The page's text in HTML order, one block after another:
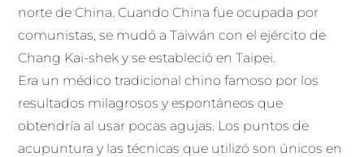
norte de China. Cuando China fue ocupada por
comunistas, se mudó a Taiwán con el ejército de
Chang Kai-shek y se estableció en Taipei.
Era un médico tradicional chino famoso por los
resultados milagrosos y espontáneos que
obtendría al usar pocas agujas. Los puntos de
acupuntura y las técnicas que utilizó son únicos en